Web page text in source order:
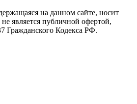
на данном сайте, носит
является публичной офертой,
Гражданского Кодекса РФ.